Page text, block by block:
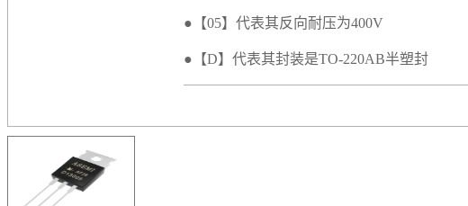
●【05】代表其反向耐压为400V
●【D】代表其封装是TO-220AB半塑封